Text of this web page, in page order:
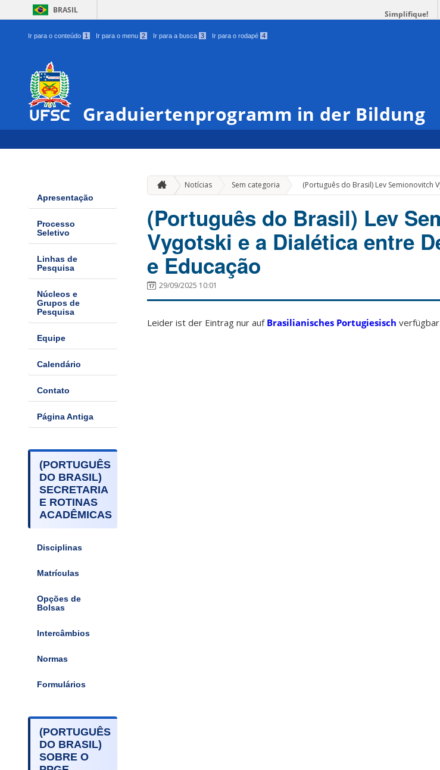
BRASIL Simplifique!
Ir para o conteúdo 1 Ir para o menu 2 Ir para a busca 3 Ir para o rodapé 4
Graduiertenprogramm in der Bildung
Apresentação
Processo
Seletivo
Linhas de
Pesquisa
Núcleos e
Grupos de
Pesquisa
Equipe
Calendário
Contato
Página Antiga
(PORTUGUÊS
DO BRASIL)
SECRETARIA
E ROTINAS
ACADÊMICAS
Disciplinas
Matrículas
Opções de
Bolsas
Intercâmbios
Normas
Formulários
(PORTUGUÊS
DO BRASIL)
SOBRE O
Notícias Sem categoria » (Português do Brasil) Lev Semionovitch
(Português do Brasil) Lev
Vygotski e a Dialética entre
e Educação
29/09/2025 10:01
Leider ist der Eintrag nur auf Brasilianisches Portugiesisch verfügbar.